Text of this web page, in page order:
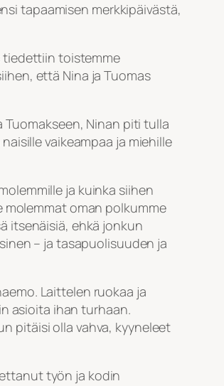
tapaamisen merkkipäivästä,
tiedettiin toistemme
että Nina ja Tuomas
Ninan piti tulla
vaikeampaa ja miehille
ja kuinka siihen
molemmat oman polkumme
itsenäisiä, ehkä jonkun
– ja tasapuolisuuden ja
Laittelen ruokaa ja
asioita ihan turhaan.
pitäisi olla vahva, kyyneleet
työn ja kodin